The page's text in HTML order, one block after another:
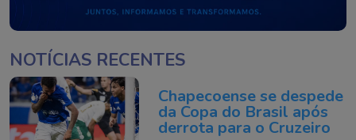
NOTÍCIAS RECENTES
Chapecoense se despede
da Copa do Brasil após
derrota para o Cruzeiro